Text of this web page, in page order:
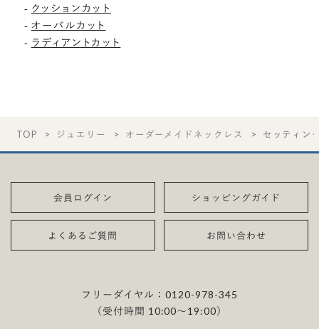
- クッションカット
- オーバルカット
- ラディアントカット
TOP ジュエリー オーダーメイドネックレス セッティン
会員ログイン ショッピングガイド
よくあるご質問 お問い合わせ
フリーダイヤル：0120-978-345
（受付時間 10:00〜19:00）